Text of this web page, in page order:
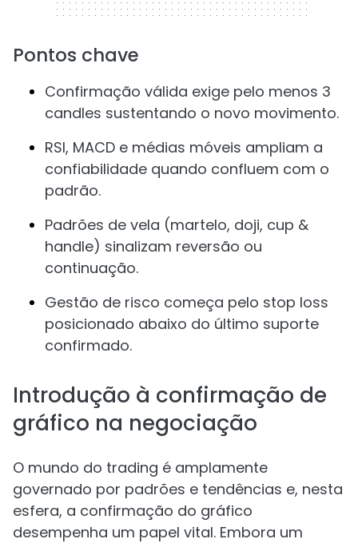
Pontos chave
Confirmação válida exige pelo menos 3
candles sustentando o novo movimento.
RSI, MACD e médias móveis ampliam a
confiabilidade quando confluem com o
padrão.
Padrões de vela (martelo, doji, cup &
handle) sinalizam reversão ou
continuação.
Gestão de risco começa pelo stop loss
posicionado abaixo do último suporte
confirmado.
Introdução à confirmação de
gráfico na negociação
O mundo do trading é amplamente
governado por padrões e tendências e, nesta
esfera, a confirmação do gráfico
desempenha um papel vital. Embora um